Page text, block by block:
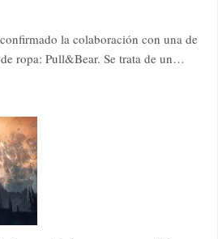
la colaboración con una de
ropa: Pull&Bear. Se trata de un…